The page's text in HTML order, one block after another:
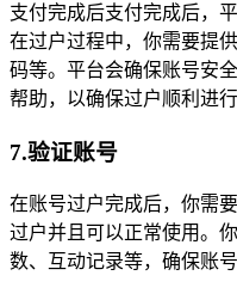
支付完成后支付完成后，
在过户过程中，你需要提
码等。平台会确保账号安
帮助，以确保过户顺利进行
7.验证账号
在账号过户完成后，你需
过户并且可以正常使用。
数、互动记录等，确保账